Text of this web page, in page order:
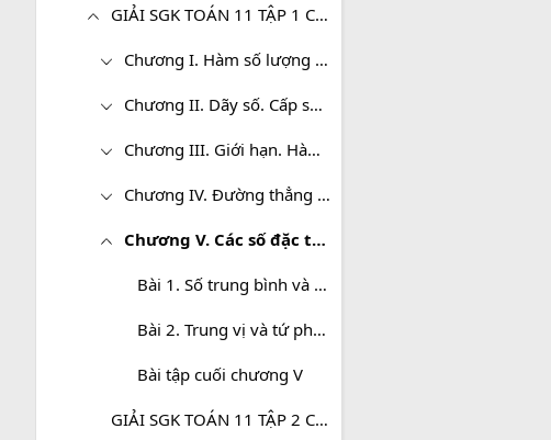
GIẢI SGK TOÁN 11 TẬP 1 CHÂN TRỜI SÁNG TẠO
Chương I. Hàm số lượng giác và phương trình lượng giác
Chương II. Dãy số. Cấp số cộng. Cấp số nhân
Chương III. Giới hạn. Hàm số liên tục
Chương IV. Đường thẳng và mặt phẳng. Quan hệ song song trong không gian
Chương V. Các số đặc trưng đo xu thế trung tâm cho mẫu số liệu ghép nhóm
Bài 1. Số trung bình và mốt của mẫu số liệu ghép nhóm
Bài 2. Trung vị và tứ phân vị của mẫu số liệu ghép nhóm
Bài tập cuối chương V
GIẢI SGK TOÁN 11 TẬP 2 CHÂN TRỜI SÁNG TẠO